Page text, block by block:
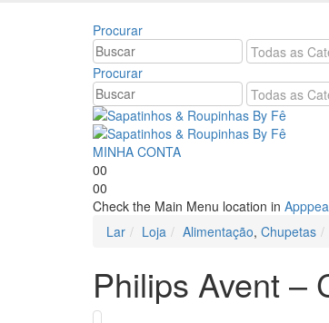
Procurar
Procurar
MINHA CONTA
00
00
Check the Main Menu location in
Lar
Loja Alimentação, Chupetas
Philips Avent –